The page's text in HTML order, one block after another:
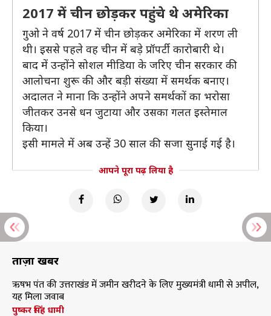
2017 में चीन छोड़कर पहुंचे थे अमेरिका
गुओ ने वर्ष 2017 में चीन छोड़कर अमेरिका में शरण ली
थी। इससे पहले वह चीन में बड़े प्रॉपर्टी कारोबारी थे।
बाद में उन्होंने सोशल मीडिया के जरिए चीन सरकार की
आलोचना शुरू की और बड़ी संख्या में समर्थक बनाए।
अदालत ने माना कि उन्होंने अपने समर्थकों का भरोसा
जीतकर उनसे धन जुटाया और उसका गलत इस्तेमाल
किया।
इसी मामले में अब उन्हें 30 साल की सजा सुनाई गई है।
आपने पूरा पढ़ लिया है
ताज़ा खबरें
ऋषभ पंत की उत्तराखंड में जमीन खरीदने के लिए मुख्यमंत्री धामी से अपील,
यह मिला जवाब
पुष्कर सिंह धामी